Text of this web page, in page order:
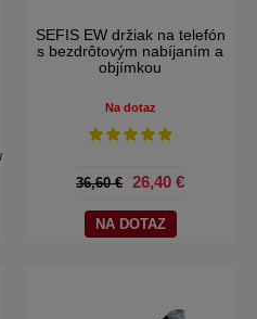
SEFIS EW držiak na telefón
s bezdrôtovým nabíjaním a
objímkou
Na dotaz
36,60 € 26,40 €
NA DOTAZ